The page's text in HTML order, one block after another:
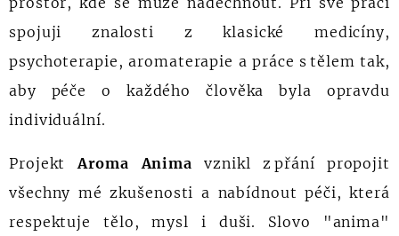
spojuji znalosti z klasické medicíny,
psychoterapie, aromaterapie a práce s tělem tak,
aby péče o každého člověka byla opravdu
individuální.
ProjektAroma Anima vznikl z přání propojit
všechny mé zkušenosti a nabídnout péči, která
respektuje tělo, mysl i duši. Slovo "anima"